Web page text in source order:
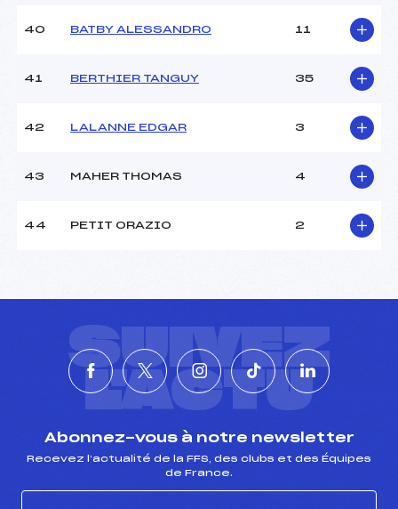
40 BATBY ALESSANDRO 11
41 BERTHIER TANGUY 35
42 LALANNE EDGAR 3
43 MAHER THOMAS 4
44 PETIT ORAZIO 2
SUIVEZ
L'ACTU
Abonnez-vous à notre newsletter
Recevez l’actualité de la FFS, des clubs et des Équipes
de France.